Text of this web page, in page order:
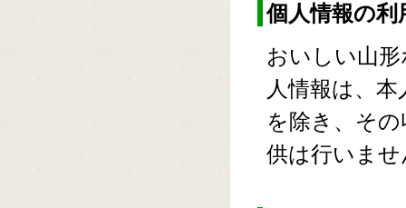
個人情報の利
おいしい山
人情報は、
を除き、そ
供は行いませ